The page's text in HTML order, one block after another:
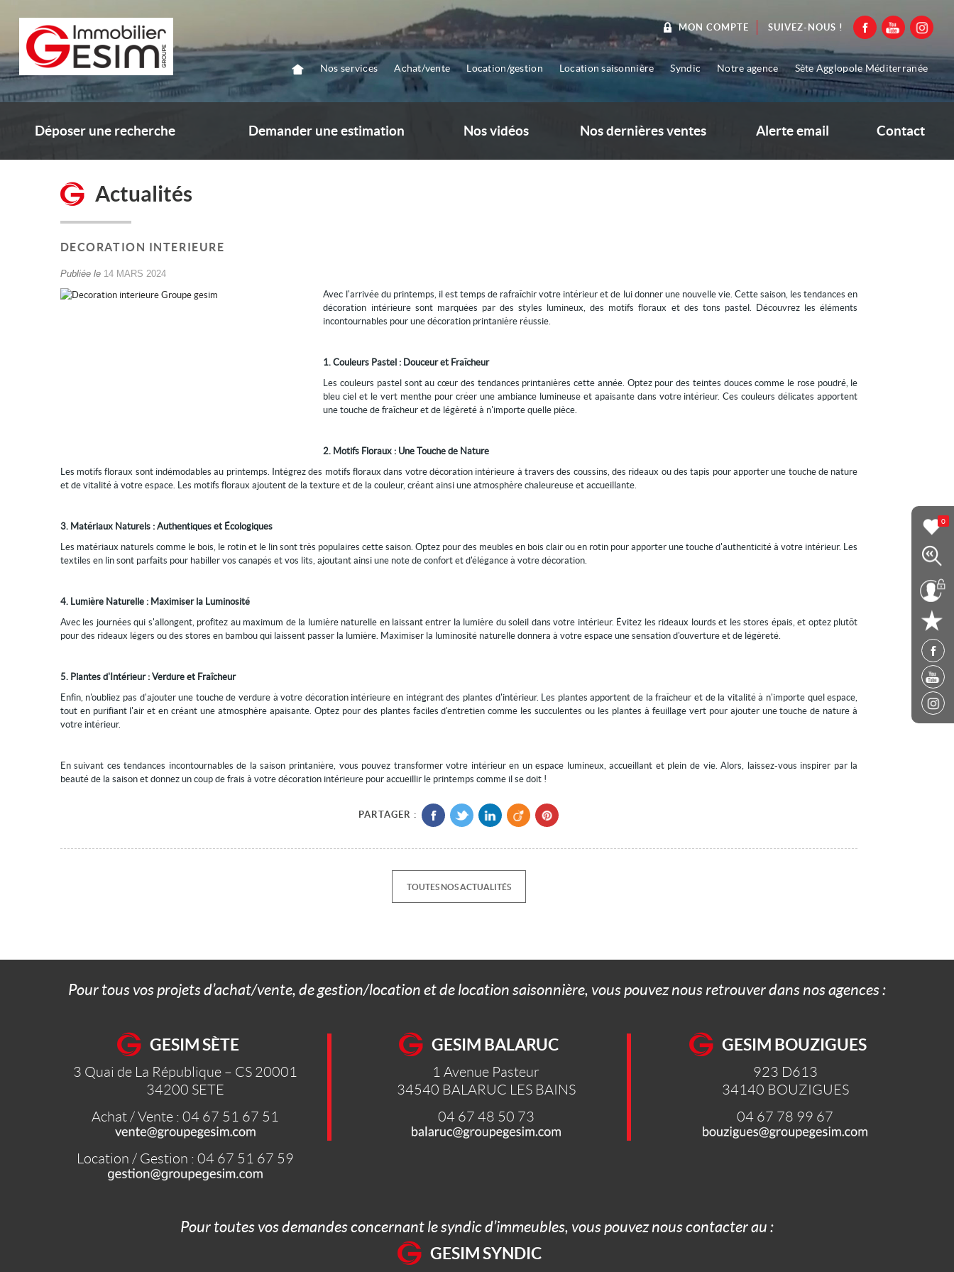
MON COMPTE SUIVEZ-NOUS !
Nos services Achat/vente Location/gestion Location saisonnière Syndic Notre agence Sète Agglopole Méditerranée
0
Déposer une recherche Demander une estimation Nos vidéos Nos dernières ventes Alerte email Contact
Actualités
DECORATION INTERIEURE
Publiée le 14 MARS 2024
Avec l'arrivée du printemps, il est temps de rafraîchir votre intérieur et de lui donner une nouvelle vie. Cette saison, les tendances en
décoration intérieure sont marquées par des styles lumineux, des motifs floraux et des tons pastel. Découvrez les éléments
incontournables pour une décoration printanière réussie.
1. Couleurs Pastel : Douceur et Fraîcheur
Les couleurs pastel sont au cœur des tendances printanières cette année. Optez pour des teintes douces comme le rose poudré, le
bleu ciel et le vert menthe pour créer une ambiance lumineuse et apaisante dans votre intérieur. Ces couleurs délicates apportent
une touche de fraîcheur et de légèreté à n'importe quelle pièce.
2. Motifs Floraux : Une Touche de Nature
Les motifs floraux sont indémodables au printemps. Intégrez des motifs floraux dans votre décoration intérieure à travers des coussins, des rideaux ou des tapis pour apporter une touche de nature
et de vitalité à votre espace. Les motifs floraux ajoutent de la texture et de la couleur, créant ainsi une atmosphère chaleureuse et accueillante.
3. Matériaux Naturels : Authentiques et Écologiques
Les matériaux naturels comme le bois, le rotin et le lin sont très populaires cette saison. Optez pour des meubles en bois clair ou en rotin pour apporter une touche d'authenticité à votre intérieur. Les
textiles en lin sont parfaits pour habiller vos canapés et vos lits, ajoutant ainsi une note de confort et d'élégance à votre décoration.
4. Lumière Naturelle : Maximiser la Luminosité
Avec les journées qui s'allongent, profitez au maximum de la lumière naturelle en laissant entrer la lumière du soleil dans votre intérieur. Évitez les rideaux lourds et les stores épais, et optez plutôt
pour des rideaux légers ou des stores en bambou qui laissent passer la lumière. Maximiser la luminosité naturelle donnera à votre espace une sensation d'ouverture et de légèreté.
5. Plantes d'Intérieur : Verdure et Fraîcheur
Enfin, n'oubliez pas d'ajouter une touche de verdure à votre décoration intérieure en intégrant des plantes d'intérieur. Les plantes apportent de la fraîcheur et de la vitalité à n'importe quel espace,
tout en purifiant l'air et en créant une atmosphère apaisante. Optez pour des plantes faciles d'entretien comme les succulentes ou les plantes à feuillage vert pour ajouter une touche de nature à
votre intérieur.
En suivant ces tendances incontournables de la saison printanière, vous pouvez transformer votre intérieur en un espace lumineux, accueillant et plein de vie. Alors, laissez-vous inspirer par la
beauté de la saison et donnez un coup de frais à votre décoration intérieure pour accueillir le printemps comme il se doit !
PARTAGER :
TOUTES NOS ACTUALITÉS
Pour tous vos projets d’achat/vente, de gestion/location et de location saisonnière, vous pouvez nous retrouver dans nos agences :
GESIM SÈTE
3 Quai de La République – CS 20001
34200 SETE
Achat / Vente : 04 67 51 67 51
Location / Gestion : 04 67 51 67 59
GESIM BALARUC
1 Avenue Pasteur
34540 BALARUC LES BAINS
04 67 48 50 73
GESIM BOUZIGUES
923 D613
34140 BOUZIGUES
04 67 78 99 67
Pour toutes vos demandes concernant le syndic d’immeubles, vous pouvez nous contacter au :
GESIM SYNDIC